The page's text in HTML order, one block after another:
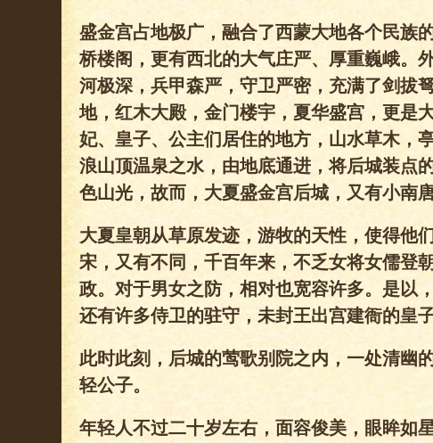
盛金宫占地极广，融合了西蒙大地各个民族
桥楼阁，更有西北的大气庄严、厚重巍峨。
河极深，兵甲森严，守卫严密，充满了剑拔
地，红木大殿，金门楼宇，夏华盛宫，更是
妃、皇子、公主们居住的地方，山水草木，
浪山顶温泉之水，由地底通进，将后城装点
色山光，故而，大夏盛金宫后城，又有小南唐
大夏皇朝从草原发迹，游牧的天性，使得他
宋，又有不同，千百年来，不乏女将女儒登
政。对于男女之防，相对也宽容许多。是以
还有许多侍卫的驻守，未封王出宫建衙的皇
此时此刻，后城的莺歌别院之内，一处清幽
轻公子。
年轻人不过二十岁左右，面容俊美，眼眸如